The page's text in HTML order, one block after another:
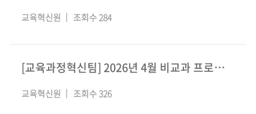
교육혁신원 조회수 284
[교육과정혁신팀] 2026년 4월 비교과 프로그램 안내
교육혁신원 조회수 326